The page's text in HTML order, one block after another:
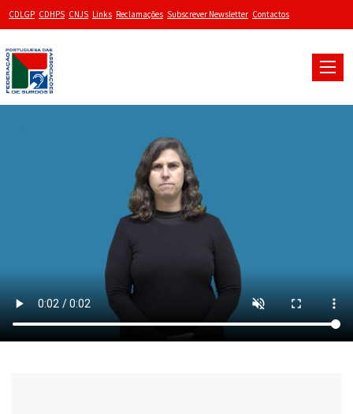
CDLGP CDHPS CNJS Links Reclamações Subscrever Newsletter Contactos
Toggle